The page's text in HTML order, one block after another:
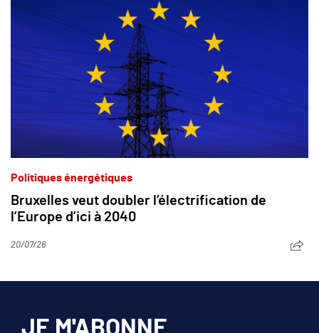
Politiques énergétiques
Bruxelles veut doubler l’électrification de
l’Europe d’ici à 2040
20/07/26